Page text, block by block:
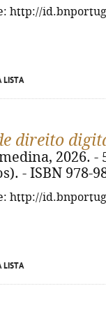
http://
LISTA
direito
2026. -
- ISBN 978-
http://
LISTA